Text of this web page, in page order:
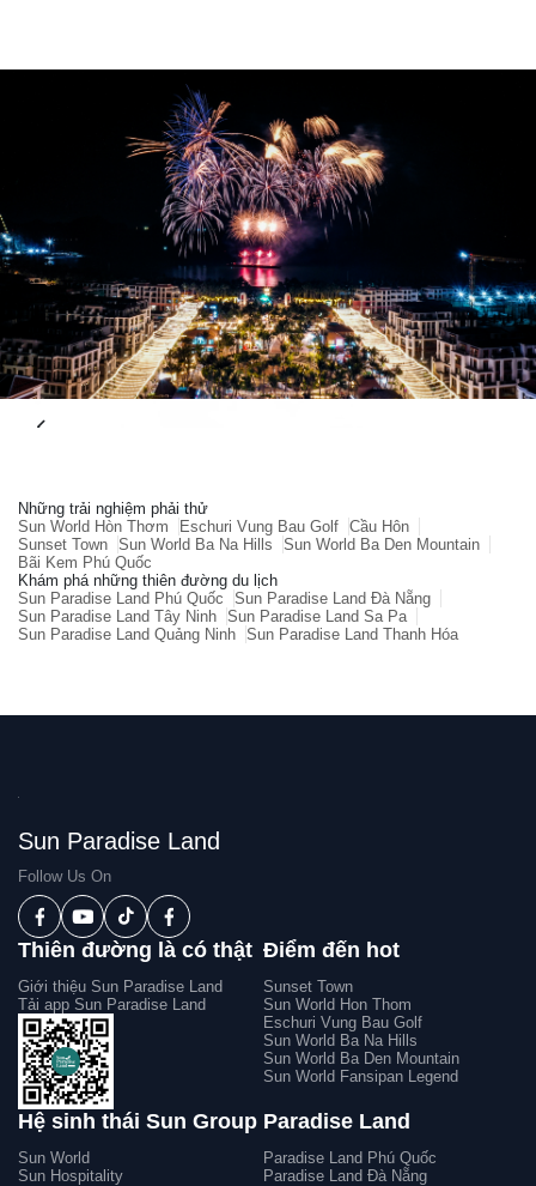
Những trải nghiệm phải thử
Sun World Hòn Thơm
Eschuri Vung Bau Golf Cầu Hôn
Sunset Town Sun World Ba Na Hills
Sun World Ba Den Mountain
Bãi Kem Phú Quốc
Khám phá những thiên đường du lịch
Sun Paradise Land Phú Quốc
Sun Paradise Land Đà Nẵng
Sun Paradise Land Tây Ninh Sun Paradise Land Sa Pa
Sun Paradise Land Quảng Ninh Sun Paradise Land Thanh Hóa
Sun Paradise Land
Follow Us On
Thiên đường là có thật
Giới thiệu Sun Paradise Land
Tải app Sun Paradise Land
Điểm đến hot
Sunset Town
Sun World Hon Thom
Eschuri Vung Bau Golf
Sun World Ba Na Hills
Sun World Ba Den Mountain
Sun World Fansipan Legend
Hệ sinh thái Sun Group
Sun World
Sun Hospitality
Paradise Land
Paradise Land Phú Quốc
Paradise Land Đà Nẵng